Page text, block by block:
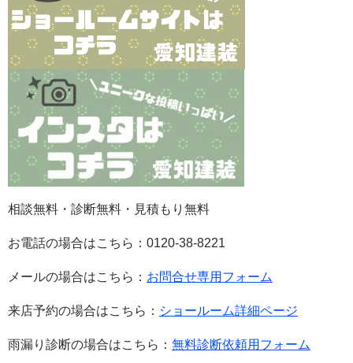
相談無料・診断無料・見積もり無料
お電話の場合はこちら：0120-38-8221
メールの場合はこちら： お問合せ専用フォーム
来店予約の場合はこちら： ショールーム詳細ページ
雨漏り診断の場合はこちら： 無料診断依頼用フォーム